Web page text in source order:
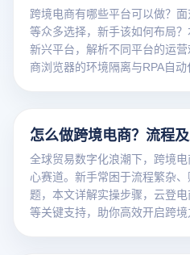
跨境电商有哪些平台可以做？
等众多选择，新手该如何布局
新兴平台，解析不同平台的运
商浏览器的环境隔离与RPA自
怎么做跨境电商？流程
全球贸易数字化浪潮下，跨境
心赛道。新手常困于流程繁杂
题，本文详解实操步骤，云登
等关键支持，助你高效开启跨境